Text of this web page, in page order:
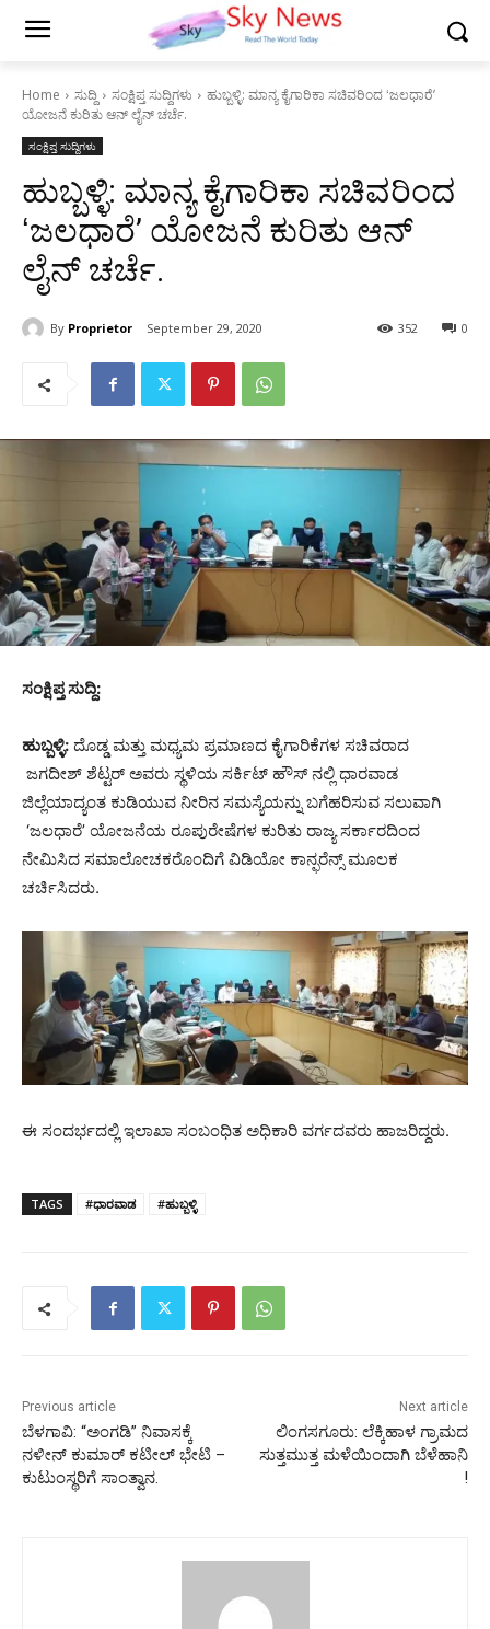
Home ಸುದ್ದಿ ಸಂಕ್ಷಿಪ್ತ ಸುದ್ದಿಗಳು
ಹುಬ್ಬಳ್ಳಿ: ಮಾನ್ಯ ಕೈಗಾರಿಕಾ ಸಚಿವರಿಂದ ʻಜಲಧಾರೆʼ
ಯೋಜನೆ ಕುರಿತು ಆನ್ ಲೈನ್ ಚರ್ಚೆ.
ಸಂಕ್ಷಿಪ್ತ ಸುದ್ದಿಗಳು
ಹುಬ್ಬಳ್ಳಿ: ಮಾನ್ಯ ಕೈಗಾರಿಕಾ ಸಚಿವರಿಂದ
ʻಜಲಧಾರೆʼ ಯೋಜನೆ ಕುರಿತು ಆನ್
ಲೈನ್ ಚರ್ಚೆ.
By Proprietor September 29, 2020 0
352
ಸಂಕ್ಷಿಪ್ತ ಸುದ್ದಿ:
ಹುಬ್ಬಳ್ಳಿ: ದೊಡ್ಡ ಮತ್ತು ಮಧ್ಯಮ ಪ್ರಮಾಣದ ಕೈಗಾರಿಕೆಗಳ ಸಚಿವರಾದ
ಜಗದೀಶ್‌ ಶೆಟ್ಟರ್‌ ಅವರು ಸ್ಥಳಿಯ ಸರ್ಕಿಟ್ ಹೌಸ್ ನಲ್ಲಿ ಧಾರವಾಡ
ಜಿಲ್ಲೆಯಾದ್ಯಂತ ಕುಡಿಯುವ ನೀರಿನ ಸಮಸ್ಯೆಯನ್ನು ಬಗೆಹರಿಸುವ ಸಲುವಾಗಿ
‘ಜಲಧಾರೆ’ ಯೋಜನೆಯ ರೂಪುರೇಷೆಗಳ ಕುರಿತು ರಾಜ್ಯ ಸರ್ಕಾರದಿಂದ
ನೇಮಿಸಿದ ಸಮಾಲೋಚಕರೊಂದಿಗೆ ವಿಡಿಯೋ ಕಾನ್ಫರೆನ್ಸ್ ಮೂಲಕ
ಚರ್ಚಿಸಿದರು.
ಈ ಸಂದರ್ಭದಲ್ಲಿ ಇಲಾಖಾ ಸಂಬಂಧಿತ ಅಧಿಕಾರಿ ವರ್ಗದವರು ಹಾಜರಿದ್ದರು.
TAGS #ಧಾರವಾಡ #ಹುಬ್ಬಳ್ಳಿ
Previous article
ಬೆಳಗಾವಿ: “ಅಂಗಡಿ” ನಿವಾಸಕ್ಕೆ
ನಳೀನ್ ಕುಮಾರ್ ಕಟೀಲ್ ಭೇಟಿ –
ಕುಟುಂಸ್ಥರಿಗೆ ಸಾಂತ್ವಾನ.
Next article
ಲಿಂಗಸಗೂರು: ಲೆಕ್ಕಿಹಾಳ ಗ್ರಾಮದ
ಸುತ್ತಮುತ್ತ ಮಳೆಯಿಂದಾಗಿ ಬೆಳೆಹಾನಿ
!